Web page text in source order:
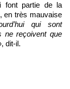
font partie de la
en très mauvaise
qui sont
ne reçoivent que
dit-il.